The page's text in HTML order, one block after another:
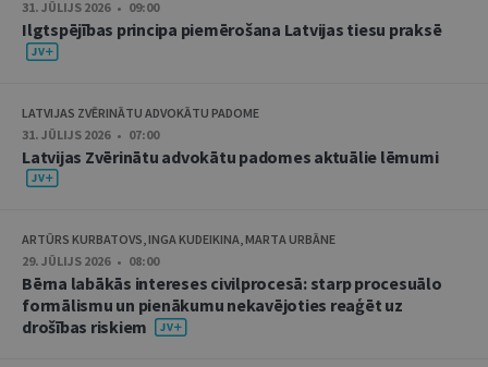
31. JŪLIJS 2026 • 09:00
Ilgtspējības principa piemērošana Latvijas tiesu praksē
LATVIJAS ZVĒRINĀTU ADVOKĀTU PADOME
31. JŪLIJS 2026 • 07:00
Latvijas Zvērinātu advokātu padomes aktuālie lēmumi
ARTŪRS KURBATOVS, INGA KUDEIKINA, MARTA URBĀNE
29. JŪLIJS 2026 • 08:00
Bērna labākās intereses civilprocesā: starp procesuālo
formālismu un pienākumu nekavējoties reaģēt uz
drošības riskiem